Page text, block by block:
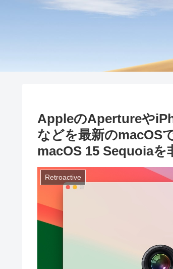
AppleのApertureや
などを最新のmacOS
macOS 15 Sequoiaを
Retroactive